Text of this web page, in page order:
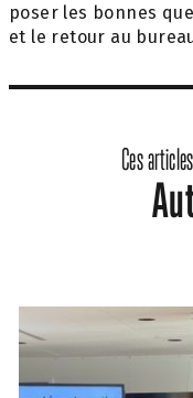
poser les bonnes
et le retour au
Ces